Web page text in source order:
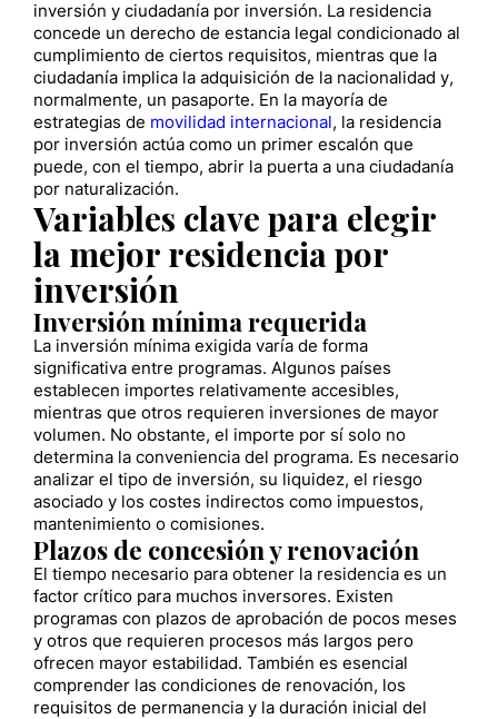
inversión y ciudadanía por inversión. La residencia
concede un derecho de estancia legal condicionado al
cumplimiento de ciertos requisitos, mientras que la
ciudadanía implica la adquisición de la nacionalidad y,
normalmente, un pasaporte. En la mayoría de
estrategias de movilidad internacional, la residencia
por inversión actúa como un primer escalón que
puede, con el tiempo, abrir la puerta a una ciudadanía
por naturalización.
Variables clave para elegir
la mejor residencia por
inversión
Inversión mínima requerida
La inversión mínima exigida varía de forma
significativa entre programas. Algunos países
establecen importes relativamente accesibles,
mientras que otros requieren inversiones de mayor
volumen. No obstante, el importe por sí solo no
determina la conveniencia del programa. Es necesario
analizar el tipo de inversión, su liquidez, el riesgo
asociado y los costes indirectos como impuestos,
mantenimiento o comisiones.
Plazos de concesión y renovación
El tiempo necesario para obtener la residencia es un
factor crítico para muchos inversores. Existen
programas con plazos de aprobación de pocos meses
y otros que requieren procesos más largos pero
ofrecen mayor estabilidad. También es esencial
comprender las condiciones de renovación, los
requisitos de permanencia y la duración inicial del